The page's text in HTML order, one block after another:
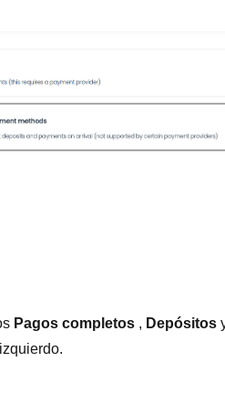
Pagos completos , Depósitos